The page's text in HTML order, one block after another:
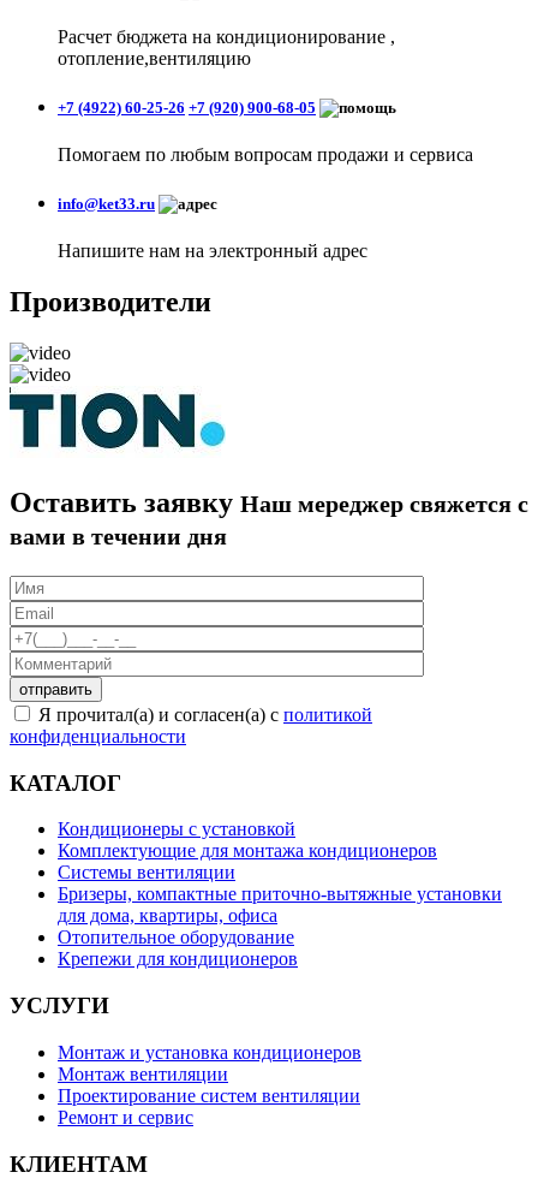
Расчет бюджета на кондиционирование ,
отопление,вентиляцию
+7 (4922) 60-25-26 +7 (920) 900-68-05
Помогаем по любым вопросам продажи и сервиса
info@ket33.ru
Напишите нам на электронный адрес
Производители
Оставить заявку Наш мереджер свяжется с
вами в течении дня
Я прочитал(а) и согласен(а) с политикой
конфиденциальности
КАТАЛОГ
Кондиционеры с установкой
Комплектующие для монтажа кондиционеров
Системы вентиляции
Бризеры, компактные приточно-вытяжные установки
для дома, квартиры, офиса
Отопительное оборудование
Крепежи для кондиционеров
УСЛУГИ
Монтаж и установка кондиционеров
Монтаж вентиляции
Проектирование систем вентиляции
Ремонт и сервис
КЛИЕНТАМ